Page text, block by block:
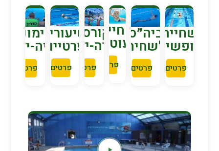
שחייה
חופשית
פרטים
ביה״ס
לשחיה
פרטים
שחייה
פעוטות
פרטים
קורסי
שחייה-ילדים
פרטים
שיעורים
פרטיים
פרטים
אימוני
שחייה-
פרטים